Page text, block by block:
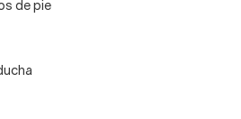
de pie